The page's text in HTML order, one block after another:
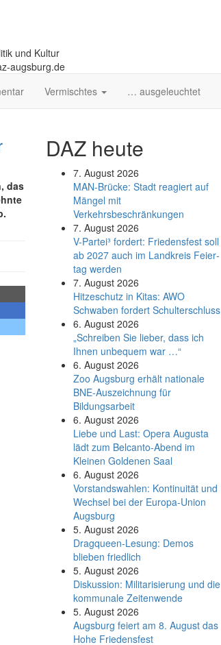
und Kultur
augsburg.de
Vermischtes … ausgeleuchtet
das
DAZ heute
7. August 2026
MAN-Brücke: Stadt reagiert auf
Mängel mit
Verkehrsbeschränkungen
7. August 2026
V-Partei­³ fordert: Friedens­fest soll
ab 2027 auch im Land­kreis Feier­
tag werden
7. August 2026
Hitzeschutz in Kitas: AWO
Schwaben fordert Schulterschluss
6. August 2026
„Schreiben Sie lieber, dass ich
Ihnen unbequem war …“
6. August 2026
Zoo Augsburg erhält nationale
BNE-Auszeichnung für
Bildungsarbeit
6. August 2026
Liebe und Last: Opera Augusta
lädt zum Belcanto-Abend im
Kleinen Goldenen Saal
6. August 2026
Vorstandswahlen: Kontinuität und
Wechsel bei der Europa-Union
Augsburg
5. August 2026
Dragqueen-Lesung: Demos
blieben friedlich
5. August 2026
Diskussion: Mi­li­ta­ri­sie­rung und die
kommunale Zeitenwende
5. August 2026
Augsburg feiert am 8. August das
Hohe Friedensfest